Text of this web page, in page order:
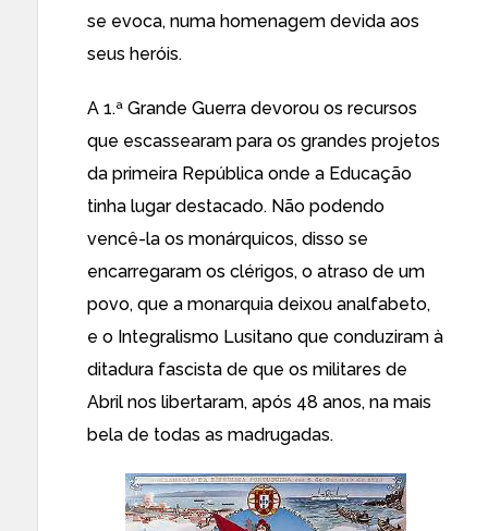
se evoca, numa homenagem devida aos
seus heróis.
A 1.ª Grande Guerra devorou os recursos
que escassearam para os grandes projetos
da primeira República onde a Educação
tinha lugar destacado. Não podendo
vencê-la os monárquicos, disso se
encarregaram os clérigos, o atraso de um
povo, que a monarquia deixou analfabeto,
e o Integralismo Lusitano que conduziram à
ditadura fascista de que os militares de
Abril nos libertaram, após 48 anos, na mais
bela de todas as madrugadas.